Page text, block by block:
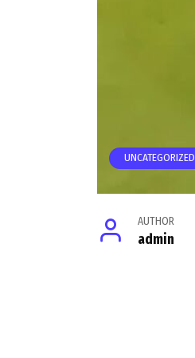
UNCATEGORIZED
AUTHOR
admin